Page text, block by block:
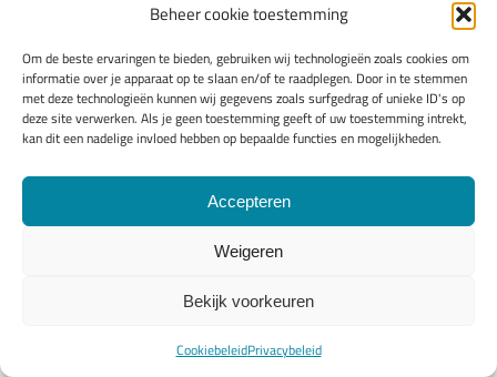
Beheer cookie toestemming
Om de beste ervaringen te bieden, gebruiken wij technologieën zoals cookies om
informatie over je apparaat op te slaan en/of te raadplegen. Door in te stemmen
met deze technologieën kunnen wij gegevens zoals surfgedrag of unieke ID's op
deze site verwerken. Als je geen toestemming geeft of uw toestemming intrekt,
kan dit een nadelige invloed hebben op bepaalde functies en mogelijkheden.
Accepteren
Weigeren
Bekijk voorkeuren
CookiebeleidPrivacybeleid
DIRECT CONTACT >>>
Nieuwsbrief
Blijf op de hoogte van alle vijver aanbiedingen, vijver tips,